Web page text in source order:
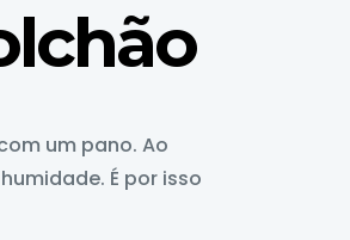
um pano. Ao
É por isso